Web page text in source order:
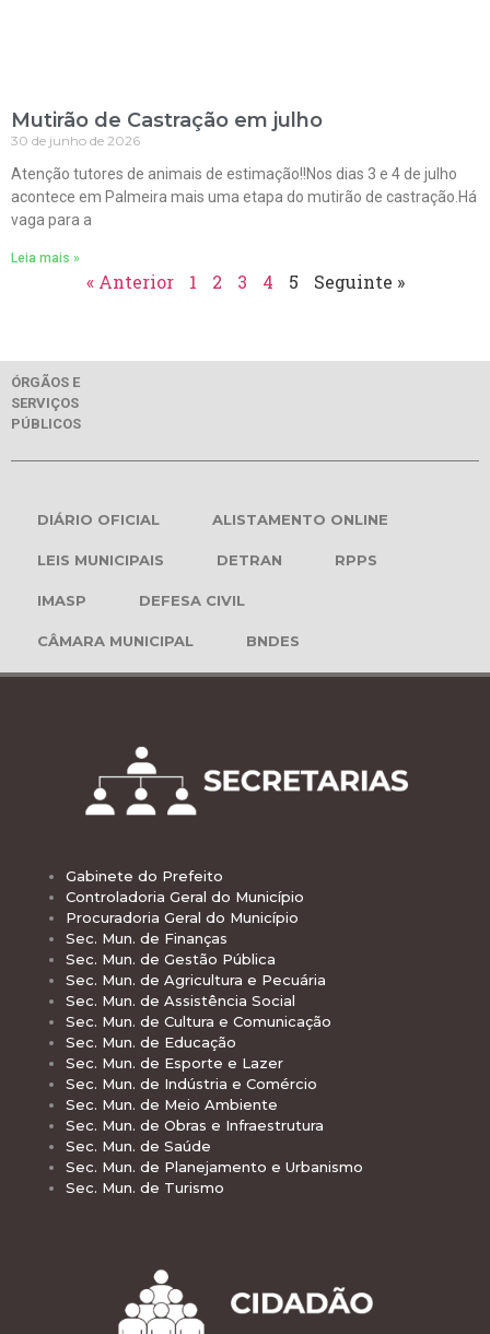
Mutirão de Castração em julho
30 de junho de 2026
Atenção tutores de animais de estimação!!Nos dias 3 e 4 de julho
acontece em Palmeira mais uma etapa do mutirão de castração.Há
vaga para a
Leia mais »
« Anterior 1 2 3 4 5 Seguinte »
ÓRGÃOS E
SERVIÇOS
PÚBLICOS
DIÁRIO OFICIAL ALISTAMENTO ONLINE
LEIS MUNICIPAIS DETRAN RPPS
IMASP DEFESA CIVIL
CÂMARA MUNICIPAL BNDES
Gabinete do Prefeito
Controladoria Geral do Município
Procuradoria Geral do Município
Sec. Mun. de Finanças
Sec. Mun. de Gestão Pública
Sec. Mun. de Agricultura e Pecuária
Sec. Mun. de Assistência Social
Sec. Mun. de Cultura e Comunicação
Sec. Mun. de Educação
Sec. Mun. de Esporte e Lazer
Sec. Mun. de Indústria e Comércio
Sec. Mun. de Meio Ambiente
Sec. Mun. de Obras e Infraestrutura
Sec. Mun. de Saúde
Sec. Mun. de Planejamento e Urbanismo
Sec. Mun. de Turismo